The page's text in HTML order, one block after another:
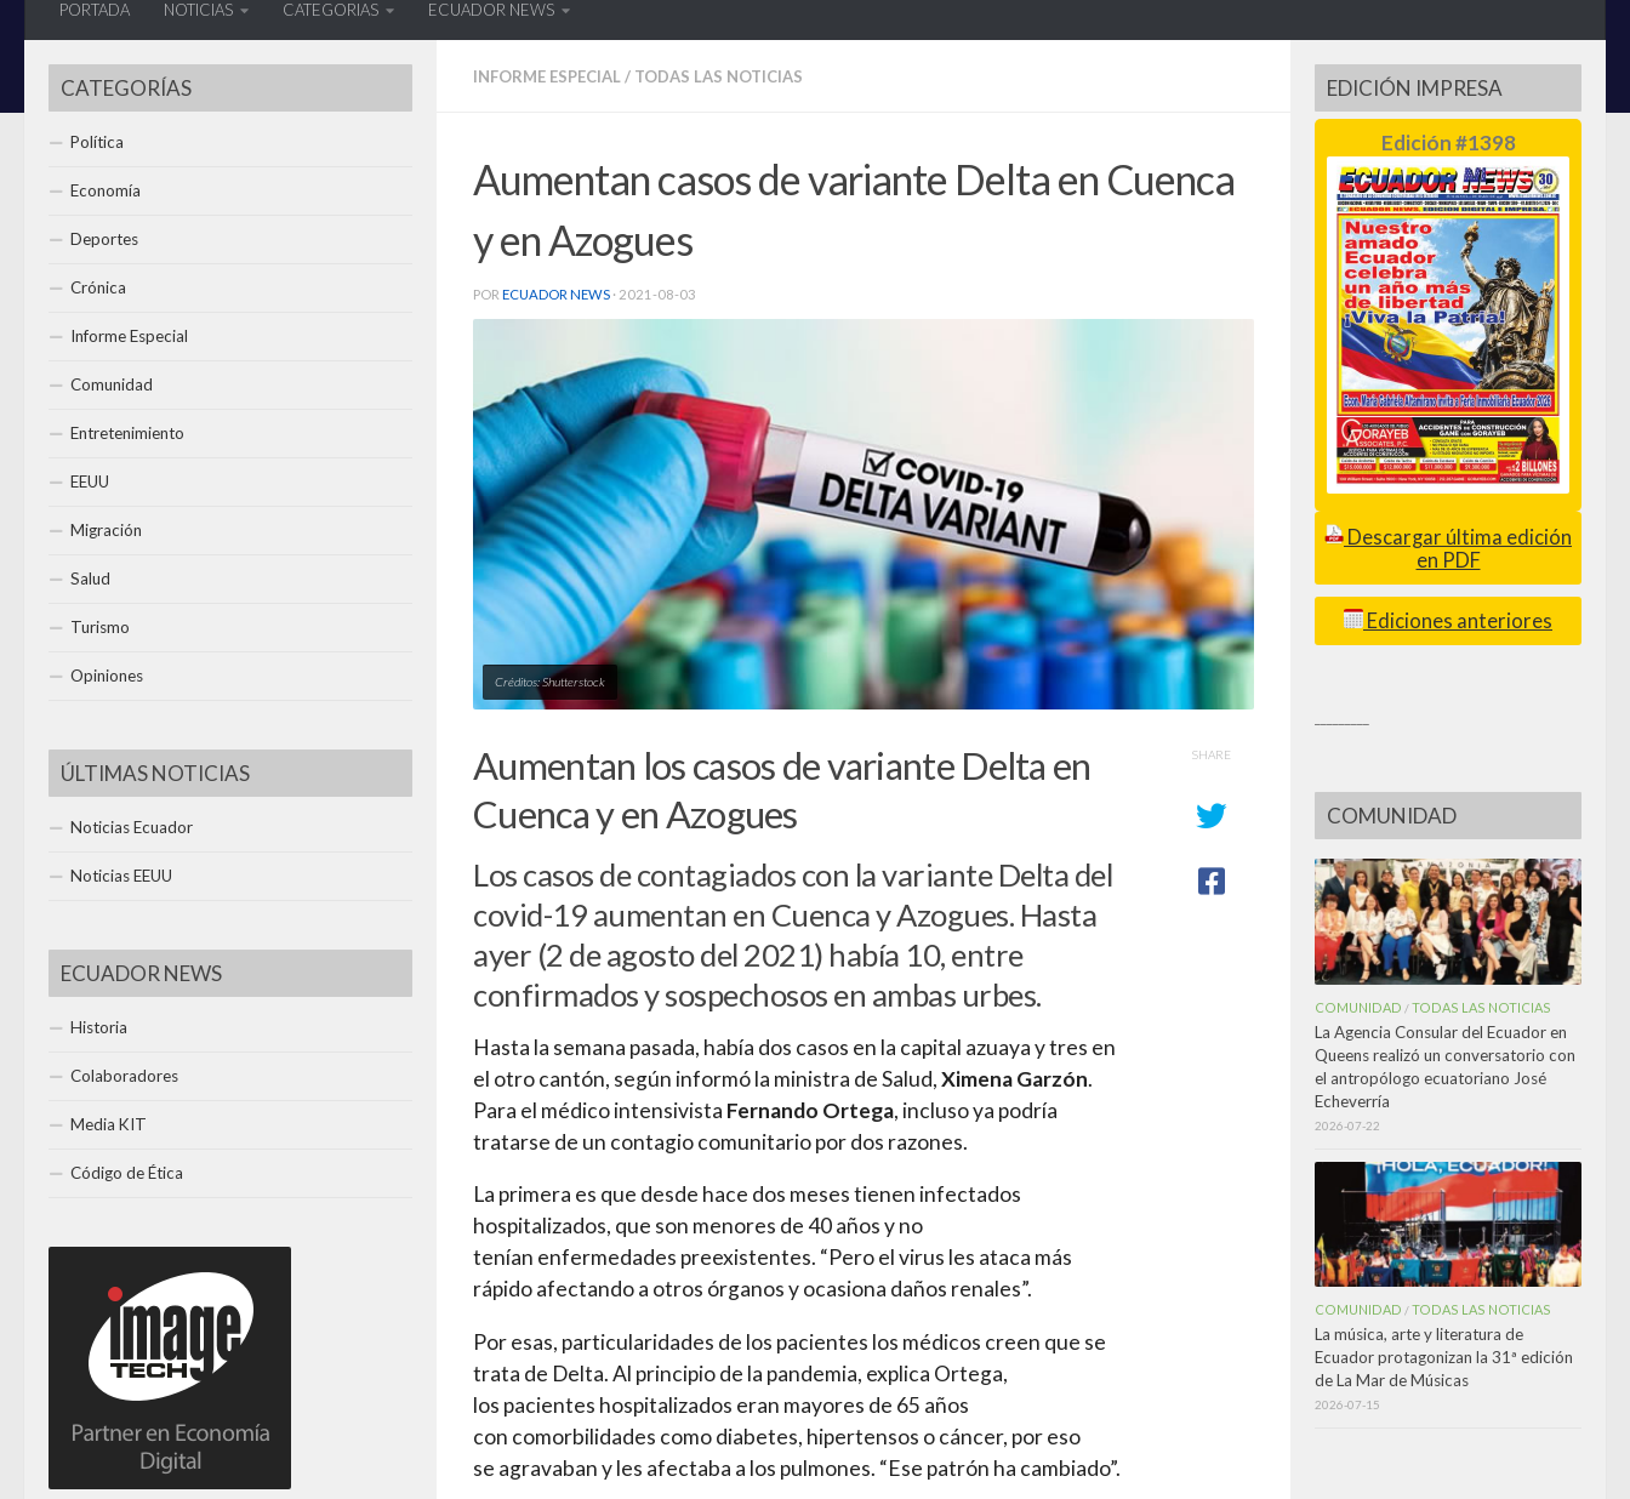
PORTADA NOTICIAS CATEGORIAS ECUADOR NEWS
INFORME ESPECIAL / TODAS LAS NOTICIAS
Aumentan casos de variante Delta en Cuenca
y en Azogues
POR ECUADOR NEWS · 2021-08-03
Créditos: Shutterstock
Aumentan los casos de variante Delta en
Cuenca y en Azogues
Los casos de contagiados con la variante Delta del
covid-19 aumentan en Cuenca y Azogues. Hasta
ayer (2 de agosto del 2021) había 10, entre
confirmados y sospechosos en ambas urbes.
Hasta la semana pasada, había dos casos en la capital azuaya y tres en
el otro cantón, según informó la ministra de Salud,Ximena Garzón.
Para el médico intensivista Fernando Ortega, incluso ya podría
tratarse de un contagio comunitario por dos razones.
La primera es que desde hace dos meses tienen infectados
hospitalizados, que son menores de 40 años y no
tenían enfermedades preexistentes. “Pero el virus les ataca más
rápido afectando a otros órganos y ocasiona daños renales”.
Por esas, particularidades de los pacientes los médicos creen que se
trata de Delta. Al principio de la pandemia, explica Ortega,
los pacientes hospitalizados eran mayores de 65 años
con comorbilidades como diabetes, hipertensos o cáncer, por eso
se agravaban y les afectaba a los pulmones. “Ese patrón ha cambiado”.
SHARE
CATEGORÍAS
Política
Economía
Deportes
Crónica
Informe Especial
Comunidad
Entretenimiento
EEUU
Migración
Salud
Turismo
Opiniones
ÚLTIMAS NOTICIAS
Noticias Ecuador
Noticias EEUU
ECUADOR NEWS
Historia
Colaboradores
Media KIT
Código de Ética
EDICIÓN IMPRESA
Edición #1398
Descargar última edición
en PDF
Ediciones anteriores
COMUNIDAD
COMUNIDAD /TODAS LAS NOTICIAS
La Agencia Consular del Ecuador en
Queens realizó un conversatorio con
el antropólogo ecuatoriano José
Echeverría
2026-07-22
COMUNIDAD /TODAS LAS NOTICIAS
La música, arte y literatura de
Ecuador protagonizan la 31ª edición
de La Mar de Músicas
2026-07-15